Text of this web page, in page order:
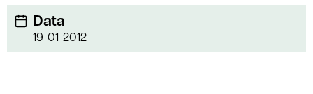
Data
19-01-2012